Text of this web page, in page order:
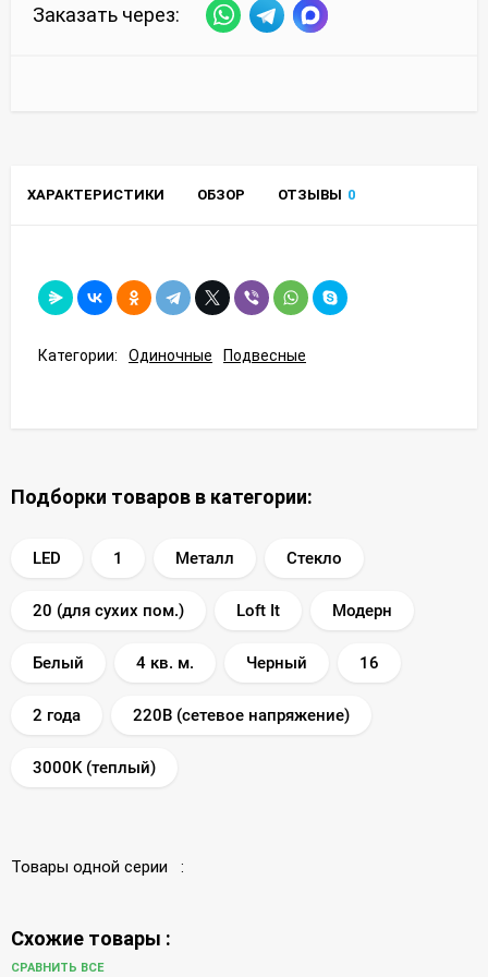
Заказать через:
ХАРАКТЕРИСТИКИ ОБЗОР ОТЗЫВЫ 0
Категории: Одиночные Подвесные
Подборки товаров в категории:
LED 1 Металл Стекло
20 (для сухих пом.) Loft It Модерн
Белый 4 кв. м. Черный 16
2 года 220В (сетевое напряжение)
3000K (теплый)
Товары одной серии :
Схожие товары :
СРАВНИТЬ ВСЕ